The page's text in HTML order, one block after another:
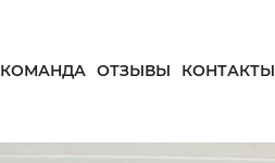
КОМАНДА ОТЗЫВЫ КОНТАКТЫ